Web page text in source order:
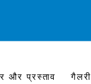
और प्रस्ताव गैलरी